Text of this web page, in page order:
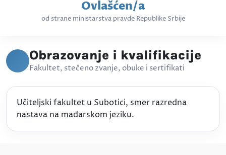
Ovlašćen/a
od strane ministarstva pravde Republike Srbije
Obrazovanje i kvalifikacije
Fakultet, stečeno zvanje, obuke i sertifikati
Učiteljski fakultet u Subotici, smer razredna
nastava na mađarskom jeziku.